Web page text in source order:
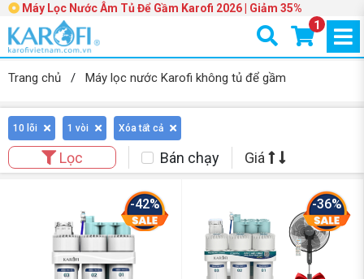
Máy Lọc Nước Âm Tủ Để Gầm Karofi 2026 | Giảm 35%
1
Trang chủ / Máy lọc nước Karofi không tủ để gầm
10 lõi 1 vòi Xóa tất cả
Lọc Bán chạy Giá
-42% -36%